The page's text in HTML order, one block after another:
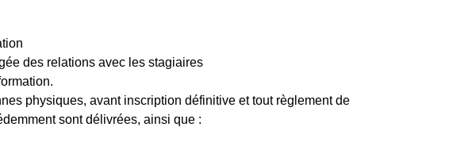
des relations avec les stagiaires
physiques, avant inscription définitive et tout règlement de
sont délivrées, ainsi que :